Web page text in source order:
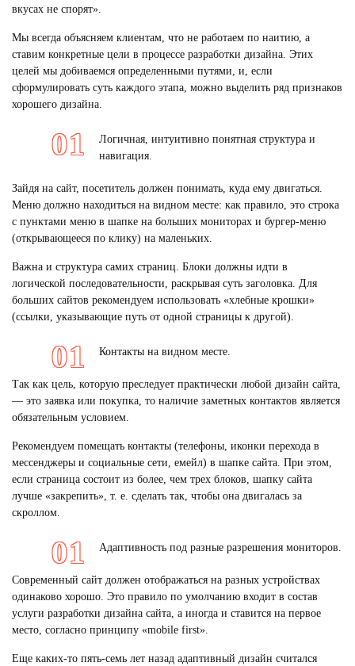
вкусах не спорят».
Мы всегда объясняем клиентам, что не работаем по наитию, а
ставим конкретные цели в процессе разработки дизайна. Этих
целей мы добиваемся определенными путями, и, если
сформулировать суть каждого этапа, можно выделить ряд признаков
хорошего дизайна.
Логичная, интуитивно понятная структура и
навигация.
Зайдя на сайт, посетитель должен понимать, куда ему двигаться.
Меню должно находиться на видном месте: как правило, это строка
с пунктами меню в шапке на больших мониторах и бургер-меню
(открывающееся по клику) на маленьких.
Важна и структура самих страниц. Блоки должны идти в
логической последовательности, раскрывая суть заголовка. Для
больших сайтов рекомендуем использовать «хлебные крошки»
(ссылки, указывающие путь от одной страницы к другой).
Контакты на видном месте.
Так как цель, которую преследует практически любой дизайн сайта,
— это заявка или покупка, то наличие заметных контактов является
обязательным условием.
Рекомендуем помещать контакты (телефоны, иконки перехода в
мессенджеры и социальные сети, емейл) в шапке сайта. При этом,
если страница состоит из более, чем трех блоков, шапку сайта
лучше «закрепить», т. е. сделать так, чтобы она двигалась за
скроллом.
Адаптивность под разные разрешения мониторов.
Современный сайт должен отображаться на разных устройствах
одинаково хорошо. Это правило по умолчанию входит в состав
услуги разработки дизайна сайта, а иногда и ставится на первое
место, согласно принципу «mobile first».
Еще каких-то пять-семь лет назад адаптивный дизайн считался